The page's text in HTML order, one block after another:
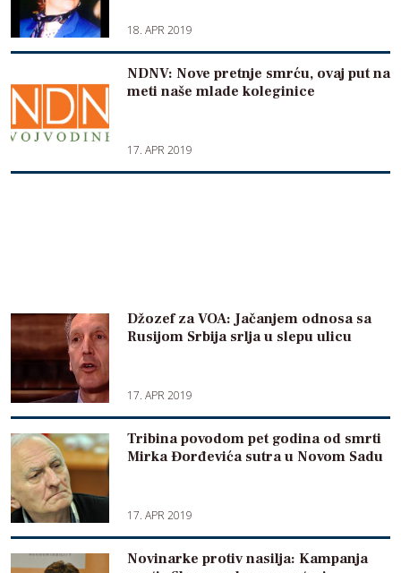
18. APR 2019
NDNV: Nove pretnje smrću, ovaj put na
meti naše mlade koleginice
17. APR 2019
Džozef za VOA: Jačanjem odnosa sa
Rusijom Srbija srlja u slepu ulicu
17. APR 2019
Tribina povodom pet godina od smrti
Mirka Đorđevića sutra u Novom Sadu
17. APR 2019
Novinarke protiv nasilja: Kampanja